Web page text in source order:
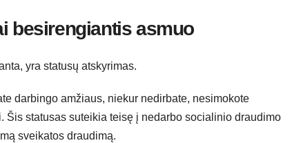
besirengiantis asmuo
yra statusų atskyrimas.
darbingo amžiaus, niekur nedirbate, nesimokote
statusas suteikia teisę į nedarbo socialinio draudimo
sveikatos draudimą.